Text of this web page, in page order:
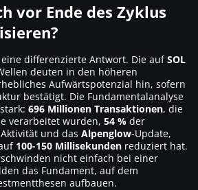
vor Ende des Zyklus
differenzierte Antwort. Die aufSOL
deuten in den höheren
Aufwärtspotenzial hin, sofern
bestätigt. Die Fundamentalanalyse
696 Millionen Transaktionen, die
verarbeitet wurden, 54 % der
und das Alpenglow-Update,
100-150 Millisekunden reduziert hat.
nicht einfach bei einer
das Fundament, auf dem
aufbauen.